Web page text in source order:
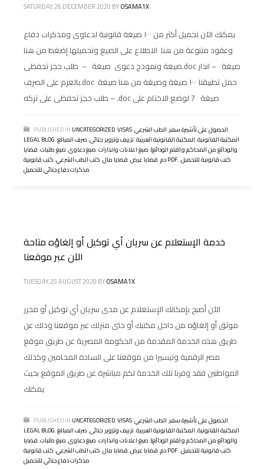
SATURDAY, 26 DECEMBER 2020 BYOSAMA1X
يمكنك الآن تحميل أكثر من ١٠٠٠ صيغة قانونية لدعاوى ومذكرات دفاع
وعقود متنوعة من هنا الاطلاع على الصيغ وتحميلها إضغط من هنا
صيغة ونموذج دعوى صيغة – طلب حجز تحفظى.doc صيغة – انذار
بالعزم على الصرف.doc حمل تطبيقنا ١٠٠٠ صيغة وصيغة من هنا صيغة
– طلب حجز تحفظى على تركه.doc صيغة 7 لوضع الاختام على
PUBLISHED IN UNCATEGORIZED,VISAS, الحصول على تأشيرة سفر,الطب الشرعي
,
LEGAL BLOG, المكتبة القانونية,المكتبة القانونية العربية,تزييف وتزوير,جنائى,صرف المبالغ
والودائع من المحاكم و (قلم الودائع),صيغ اعلانات وانذارات,صيغ دعاوى,صيغ طلبات,قضايا
دم,قضايا عرض,قضايا مال,كتب الطب الشرعي, كتب قانونية PDF, كتب قانونية للتحميل,
مذكرات دفاع جنائي للتحميل
خدمة الإستعلام عن سريان أي توكيل أو إلغاؤه متاحة
الآن عبر موقعنا
TUESDAY, 25 AUGUST 2020 BYOSAMA1X
الآن أصبح بإمكانك الإستعلام عن مدى سريان أي توكيل أو محرر
موثق أو إلغاؤه من داخل مكتبك أو حتى منزلك عبر موقعنا وذلك عن
طريق هذه الخدمة المقدمة من الحكومة المصرية عن طريق موقع
مصر الرقمية وتيسيرا من موقعنا على السادة المحامين وكذلك
المواطنين فقد وفرنا تلك الخدمة لكم مباشرة عن طريق الموقع بحيث
يمكنك
PUBLISHED IN UNCATEGORIZED,VISAS, الحصول على تأشيرة سفر,الطب الشرعي
,
LEGAL BLOG, المكتبة القانونية,المكتبة القانونية العربية,تزييف وتزوير,جنائى,صرف المبالغ
والودائع من المحاكم و (قلم الودائع),صيغ اعلانات وانذارات,صيغ دعاوى,صيغ طلبات,قضايا
دم,قضايا عرض,قضايا مال,كتب الطب الشرعي, كتب قانونية PDF, كتب قانونية للتحميل,
مذكرات دفاع جنائي للتحميل